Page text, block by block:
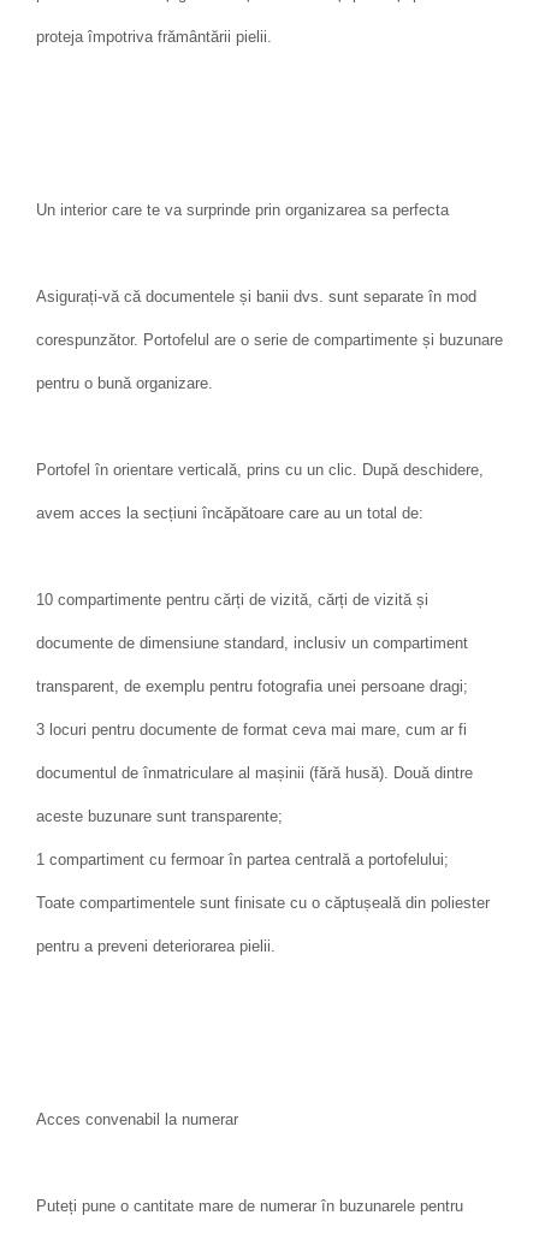
proteja împotriva frământării pielii.
Un interior care te va surprinde prin organizarea sa perfecta
Asigurați-vă că documentele și banii dvs. sunt separate în mod
corespunzător. Portofelul are o serie de compartimente și buzunare
pentru o bună organizare.
Portofel în orientare verticală, prins cu un clic. După deschidere,
avem acces la secțiuni încăpătoare care au un total de:
10 compartimente pentru cărți de vizită, cărți de vizită și
documente de dimensiune standard, inclusiv un compartiment
transparent, de exemplu pentru fotografia unei persoane dragi;
3 locuri pentru documente de format ceva mai mare, cum ar fi
documentul de înmatriculare al mașinii (fără husă). Două dintre
aceste buzunare sunt transparente;
1 compartiment cu fermoar în partea centrală a portofelului;
Toate compartimentele sunt finisate cu o căptușeală din poliester
pentru a preveni deteriorarea pielii.
Acces convenabil la numerar
Puteți pune o cantitate mare de numerar în buzunarele pentru